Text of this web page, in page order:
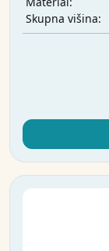
Skupna višina: